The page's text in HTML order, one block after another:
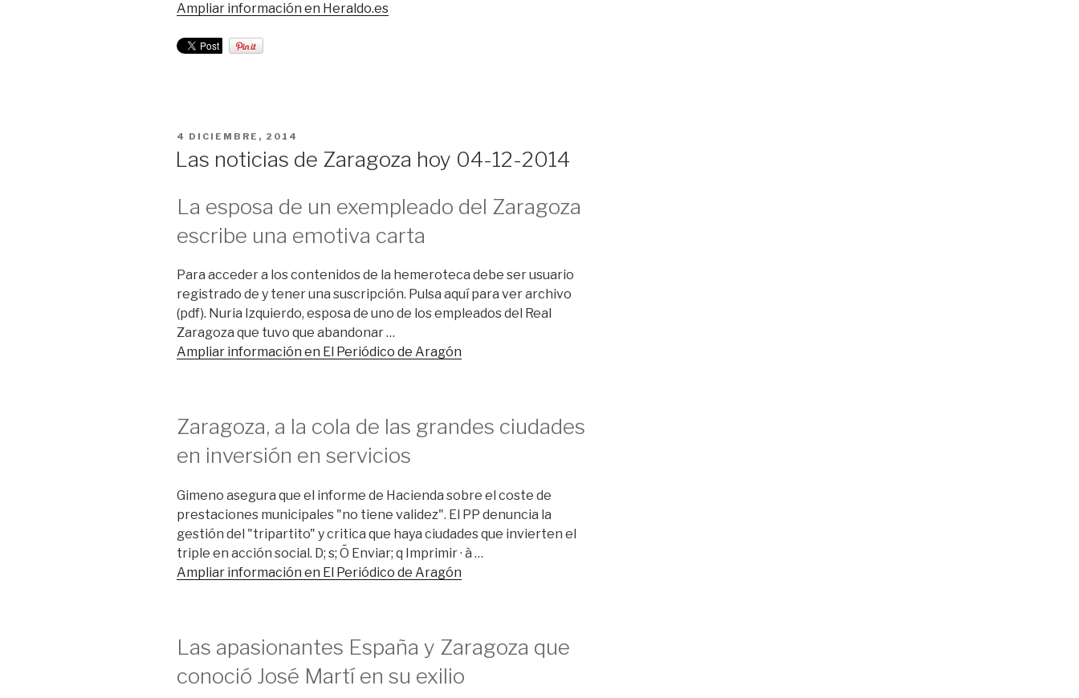
Ampliar información en Heraldo.es
PUBLICADO
4 DICIEMBRE, 2014
Las noticias de Zaragoza hoy 04-12-2014
La esposa de un exempleado del Zaragoza
escribe una emotiva carta
Para acceder a los contenidos de la hemeroteca debe ser usuario
registrado de y tener una suscripción. Pulsa aquí para ver archivo
(pdf). Nuria Izquierdo, esposa de uno de los empleados del Real
Zaragoza que tuvo que abandonar …
Ampliar información en El Periódico de Aragón
Zaragoza, a la cola de las grandes ciudades
en inversión en servicios
Gimeno asegura que el informe de Hacienda sobre el coste de
prestaciones municipales "no tiene validez". El PP denuncia la
gestión del "tripartito" y critica que haya ciudades que invierten el
triple en acción social. D; s; Õ Enviar; q Imprimir · à …
Ampliar información en El Periódico de Aragón
Las apasionantes España y Zaragoza que
conoció José Martí en su exilio